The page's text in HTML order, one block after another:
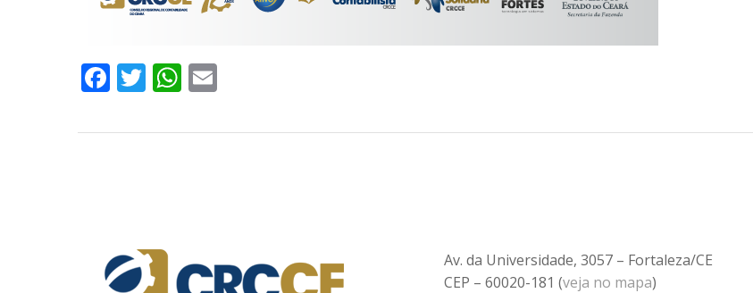
Facebook
TwitterWhatsApp
Av. da Universidade, 3057 – Fortaleza/CE
CEP – 60020-181 (veja no mapa)